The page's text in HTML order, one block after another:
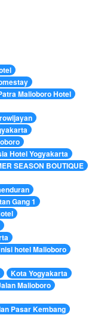
Malioboro Hotel
Hotel Yogyakarta
SEASON BOUTIQUE
Gang 1
hotel Malioboro
Kota Yogyakarta
Malioboro
Pasar Kembang